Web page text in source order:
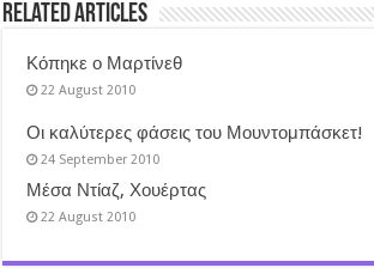
Related Articles
Κόπηκε ο Μαρτίνεθ
22 August 2010
Οι καλύτερες φάσεις του Μουντομπάσκετ!
24 September 2010
Μέσα Ντίαζ, Χουέρτας
22 August 2010